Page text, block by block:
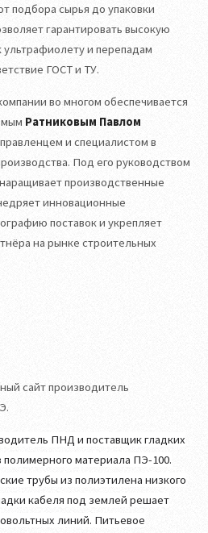
подбора сырья до упаковки
гарантировать высокую
ультрафиолету и перепадам
ГОСТ и ТУ.
во многом обеспечивается
Ратниковым Павлом
и специалистом в
Под его руководством
производственные
инновационные
поставок и укрепляет
на рынке строительных
сайт производитель
ПНД и поставщик гладких
материала ПЭ-100.
трубы из полиэтилена низкого
кабеля под землей решает
линий. Питьевое